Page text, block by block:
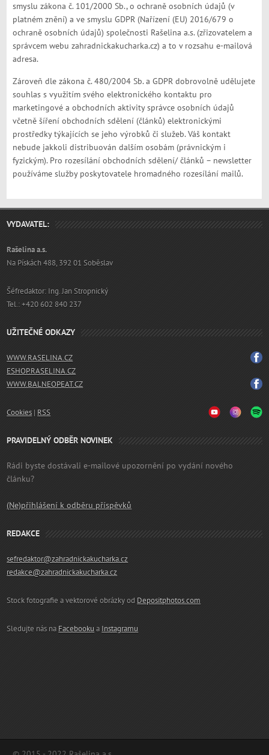
smyslu zákona č. 101/2000 Sb., o ochraně osobních údajů (v
platném znění) a ve smyslu GDPR (Nařízení (EU) 2016/679 o
ochraně osobních údajů) společnosti Rašelina a.s. (zřizovatelem a
správcem webu zahradnickakucharka.cz) a to v rozsahu e-mailová
adresa.
Zároveň dle zákona č. 480/2004 Sb. a GDPR dobrovolně udělujete
souhlas s využitím svého elektronického kontaktu pro
marketingové a obchodních aktivity správce osobních údajů
včetně šíření obchodních sdělení (článků) elektronickými
prostředky týkajících se jeho výrobků či služeb. Váš kontakt
nebude jakkoli distribuován dalším osobám (právnickým i
fyzickým). Pro rozesílání obchodních sdělení/ článků – newsletter
používáme služby poskytovatele hromadného rozesílání mailů.
VYDAVATEL:
Rašelina a.s.
Na Pískách 488, 392 01 Soběslav
Šéfredaktor: Ing. Jan Stropnický
Tel.: +420 602 840 237
UŽITEČNÉ ODKAZY
WWW.RASELINA.CZ
ESHOP.RASELINA.CZ
WWW.BALNEOPEAT.CZ
Cookies | RSS
PRAVIDELNÝ ODBĚR NOVINEK
Rádi byste dostávali e-mailové upozornění po vydání nového
článku?
(Ne)přihlášení k odběru příspěvků
REDAKCE
sefredaktor@zahradnickakucharka.cz
redakce@zahradnickakucharka.cz
Stock fotografie a vektorové obrázky od Depositphotos.com
Sledujte nás na Facebooku a Instagramu